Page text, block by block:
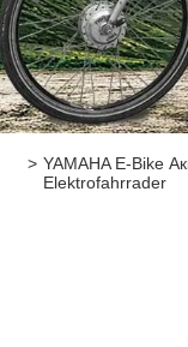
> YAMAHA E-Bike
Elektrofahrrader